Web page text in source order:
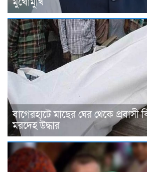
বাগেরহাটে মাছের ঘের থেকে প্রবাসী
মরদেহ উদ্ধার